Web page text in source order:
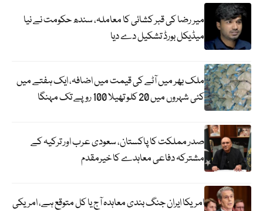
میر رضا کی قبر کشائی کا معاملہ، سندھ حکومت نے نیا
میڈیکل بورڈ تشکیل دے دیا
ملک بھر میں آٹے کی قیمت میں اضافہ، ایک ہفتے میں
کئی شہروں میں 20 کلو تھیلا 100 روپے تک مہنگا
صدر مملکت کا پاکستان، سعودی عرب اور ترکیہ کے
مشترکہ دفاعی معاہدے کا خیرمقدم
امریکا ایران جنگ بندی معاہدہ آج یا کل متوقع ہے، امریکی